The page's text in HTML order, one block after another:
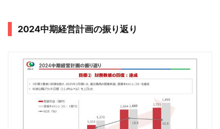
2024中期経営計画の振り返り